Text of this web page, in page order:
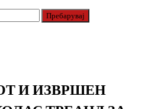
И ИЗВРШЕН